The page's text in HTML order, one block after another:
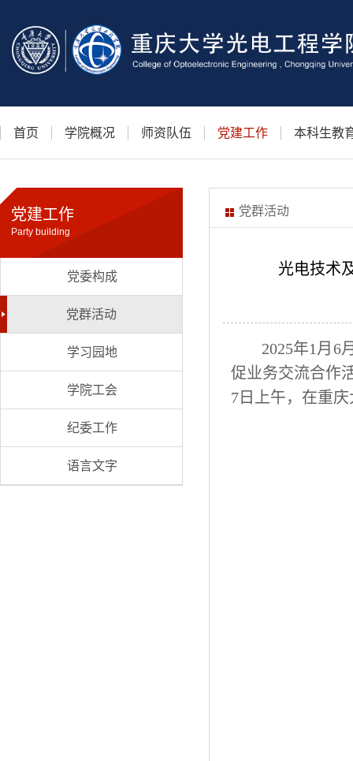
首页 学院概况 师资队伍 党建工作 本科生教
党建工作
Party building
党委构成
党群活动
学习园地
学院工会
纪委工作
语言文字
党群活动
光电技术
2025年1月6
促业务交流合作
7日上午，在重